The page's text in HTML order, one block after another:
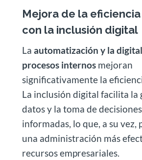
Mejora de la
con la inclusión digital
La automatización y la
procesos internosmejoran
significativamente la
La inclusión digital facilita la
datos y la toma de
informadas, lo que, a su vez,
una administración más
recursos empresariales.